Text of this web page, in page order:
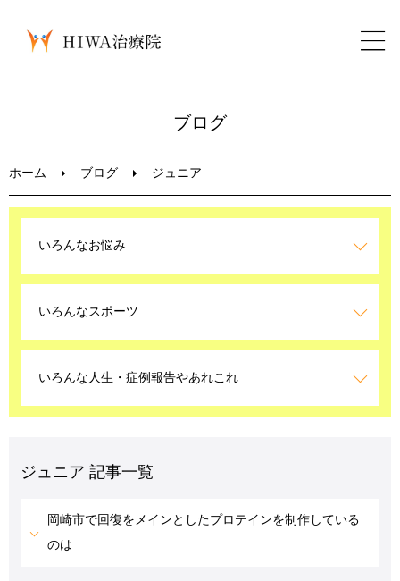
LINEお問い合わせ
ブログ
ホーム ブログ ジュニア
いろんなお悩み
いろんなスポーツ
いろんな人生・症例報告やあれこれ
ジュニア 記事一覧
岡崎市で回復をメインとしたプロテインを制作している
のは